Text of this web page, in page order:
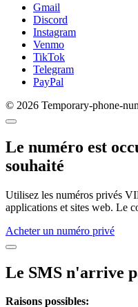
Gmail
Discord
Instagram
Venmo
TikTok
Telegram
PayPal
© 2026 Temporary-phone-
Le numéro est
souhaité
Utilisez les numéros privés
applications et sites web. Le
Acheter un numéro privé
Le SMS n'arrive
Raisons possibles: